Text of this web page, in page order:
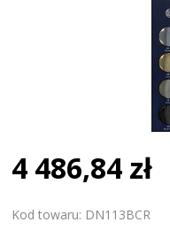
4 486,84 zł
Kod towaru: DN113BCR